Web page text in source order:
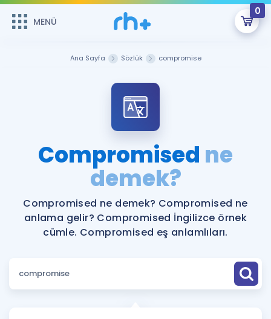
MENÜ
0
Şifremi Hatırlamıyorum
Sepetin Şu An Boş.
Remzi Hoca ile seni sınava hazırlayacak onlarca eğitim seni
bekliyor!
MENÜ
Katılımcı Görüşleri
Faydalı Araçlar
Ücretsiz Kaynaklar
Puan Hesaplama
İngilizce Gramer
Ana Sayfa Sözlük compromise
Compromised ne
demek?
Compromised ne demek? Compromised ne
anlama gelir? Compromised İngilizce örnek
cümle. Compromised eş anlamlıları.